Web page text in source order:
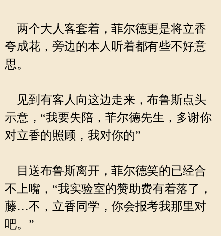
两个大人客套着，菲尔德更是将立香
夸成花，旁边的本人听着都有些不好意
思。
见到有客人向这边走来，布鲁斯点头
示意，“我要失陪，菲尔德先生，多谢你
对立香的照顾，我对你的”
目送布鲁斯离开，菲尔德笑的已经合
不上嘴，“我实验室的赞助费有着落了，
藤…不，立香同学，你会报考我那里对
吧。”